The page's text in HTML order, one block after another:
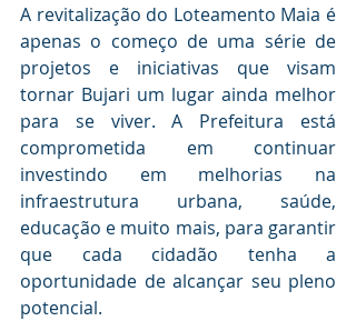
A revitalização do Loteamento Maia é
apenas o começo de uma série de
projetos e iniciativas que visam
tornar Bujari um lugar ainda melhor
para se viver. A Prefeitura está
comprometida em continuar
investindo em melhorias na
infraestrutura urbana, saúde,
educação e muito mais, para garantir
que cada cidadão tenha a
oportunidade de alcançar seu pleno
potencial.